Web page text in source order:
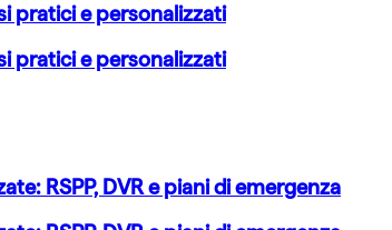
pratici e personalizzati
pratici e personalizzati
RSPP, DVR e piani di emergenza